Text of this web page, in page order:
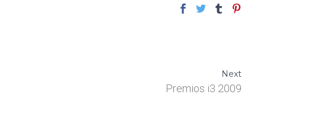
Next
Premios i3 2009